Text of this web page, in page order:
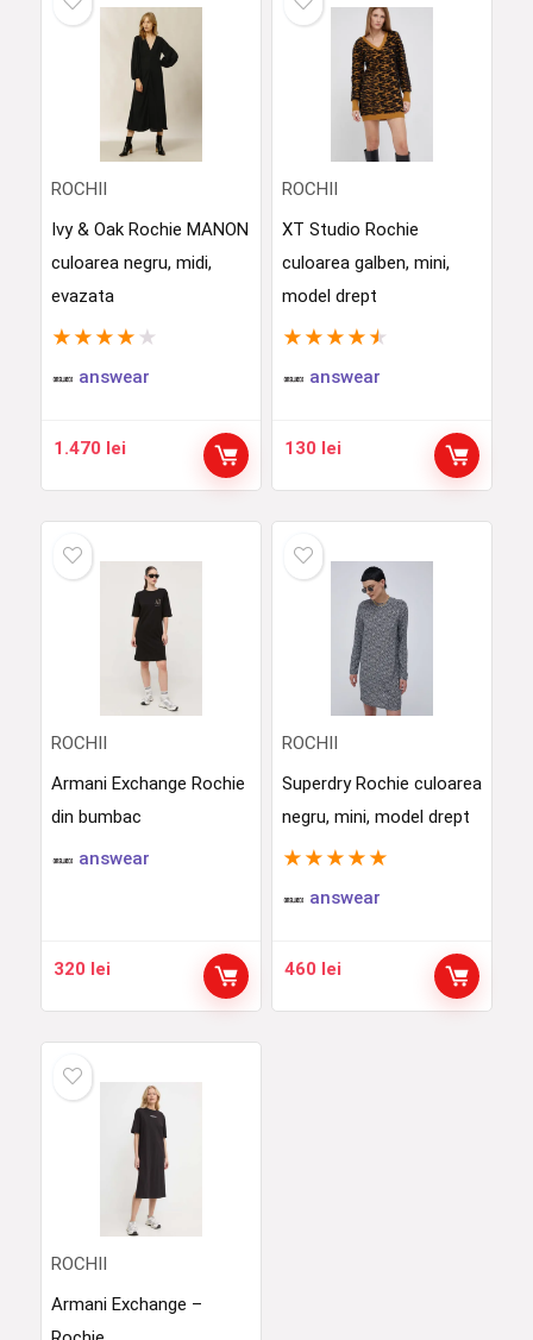
ROCHII
Ivy & Oak Rochie MANON
culoarea negru, midi,
evazata
★ ★ ★ ★ ★
answear
1.470 lei
ROCHII
XT Studio Rochie
culoarea galben, mini,
model drept
★ ★ ★ ★ ★
answear
130 lei
ROCHII
Armani Exchange Rochie
din bumbac
answear
320 lei
ROCHII
Superdry Rochie culoarea
negru, mini, model drept
★ ★ ★ ★ ★
answear
460 lei
ROCHII
Armani Exchange –